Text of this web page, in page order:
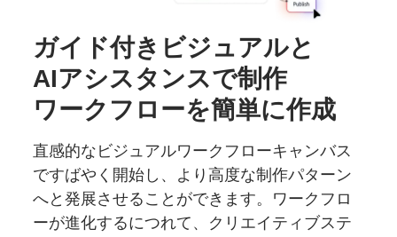
ガイド付き ビジュアルと
AIアシスタンスで制作
ワークフローを簡単に作成
直感的なビジュアルワークフローキャンバス
ですばやく開始し、より高度な制作パターン
へと発展させることができます。ワークフロ
ーが進化するにつれて、クリエイティブステ